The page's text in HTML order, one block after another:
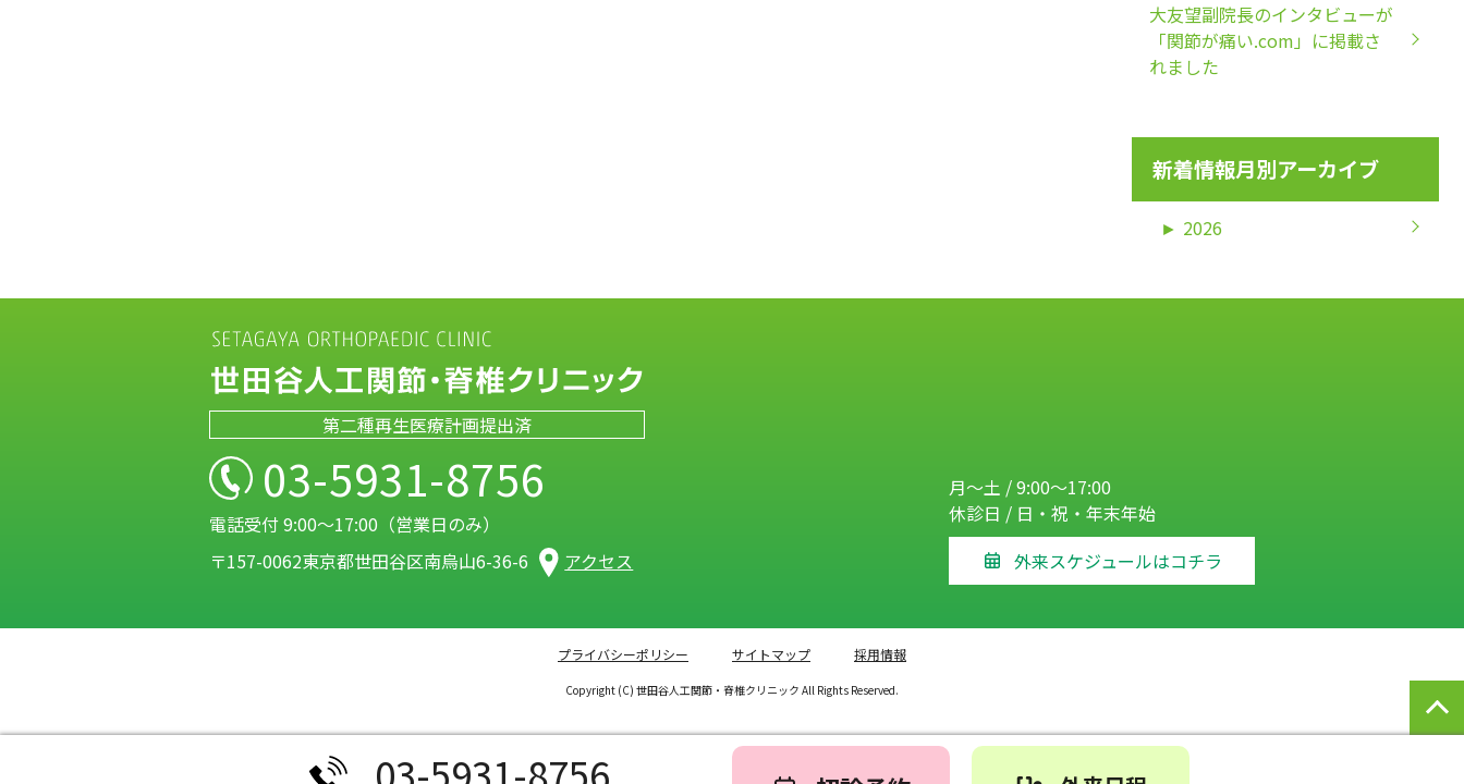
大友望副院長のインタビューが
「関節が痛い.com」に掲載さ
れました
新着情報月別アーカイブ
► 2026
第二種再生医療計画提出済
03-5931-8756
電話受付 9:00～17:00（営業日のみ）
〒157-0062東京都世田谷区南烏山6-36-6
アクセス
月～土 / 9:00～17:00
休診日 / 日・祝・年末年始
外来スケジュールはコチラ
プライバシーポリシー サイトマップ 採用情報
Copyright (C) 世田谷人工関節・脊椎クリニック All Rights Reserved.